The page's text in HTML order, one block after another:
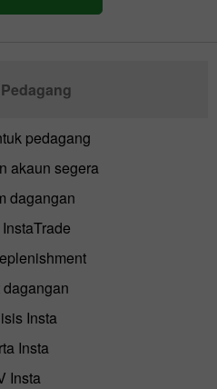
pedagang
akaun segera
dagangan
dagangan
Insta
Insta
Insta